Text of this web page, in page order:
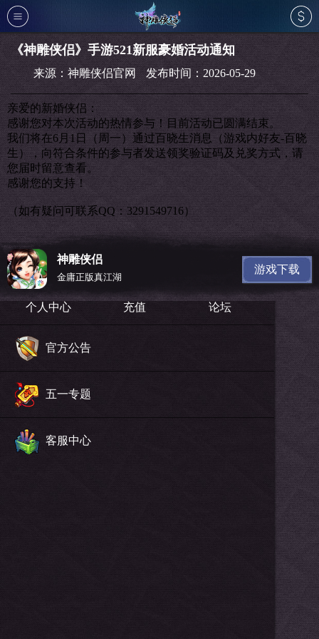
《神雕侠侣》手游521新服豪婚活动通知
来源：神雕侠侣官网 发布时间：2026-05-29
亲爱的新婚侠侣：
感谢您对本次活动的热情参与！目前活动已圆满结束。
我们将在6月1日（周一）通过百晓生消息（游戏内好友-百晓
生），向符合条件的参与者发送领奖验证码及兑奖方式，请
您届时留意查看。
感谢您的支持！
（如有疑问可联系QQ：3291549716）
游戏下载
神雕侠侣
金庸正版真江湖
首页 新闻 公告
活动 资料
个人中心 充值 论坛
官方公告
五一专题
客服中心